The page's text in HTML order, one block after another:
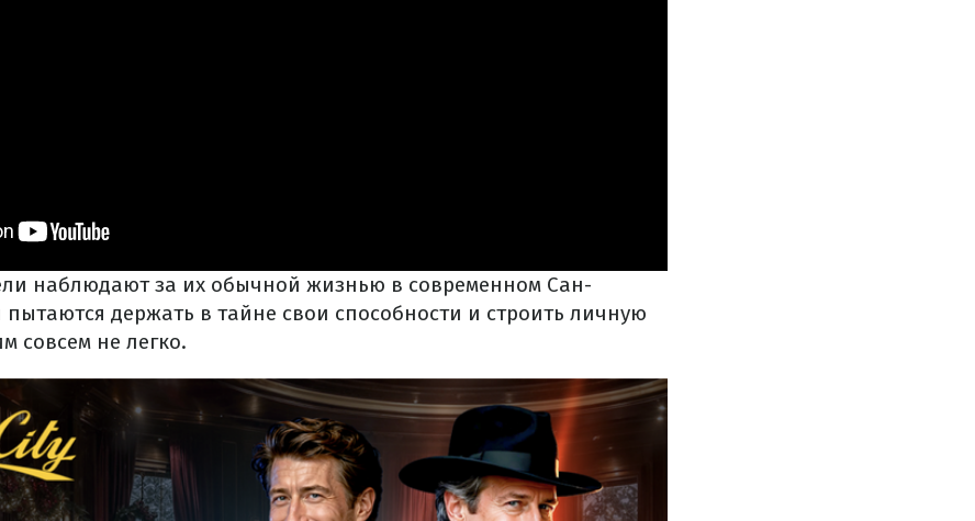
наблюдают за их обычной жизнью в современном Сан-
держать в тайне свои способности и строить личную
совсем не легко.